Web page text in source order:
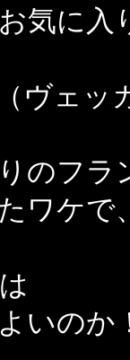
気に入
ヴェッ
のフラ
ワケで
いのか